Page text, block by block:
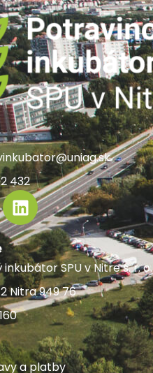
432
SPU v Nitre s. r. o.
Nitra 949 76
a platby